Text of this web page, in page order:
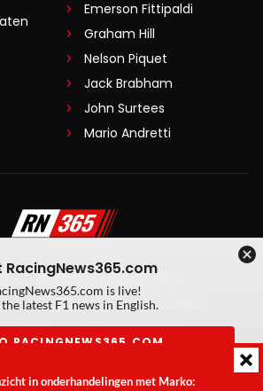
Emerson Fittipaldi
Graham Hill
Nelson Piquet
Jack Brabham
John Surtees
Mario Andretti
Algemene voorwaarden
Created by On Your Marks
Kansspeluitingen
Alle rechten voorbehouden
RacingNews365.com
is live!
the latest F1 news in English.
RACINGNEWS365.COM
Don't show again
in onderhandelingen met Marko: